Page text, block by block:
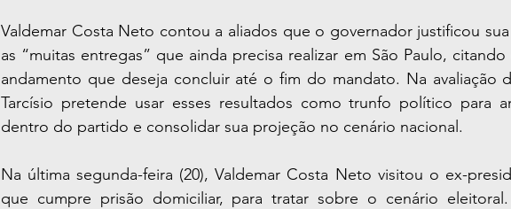
Valdemar Costa Neto contou a aliados que o governador justificou
as “muitas entregas” que ainda precisa realizar em São Paulo,
andamento que deseja concluir até o fim do mandato. Na avaliação
Tarcísio pretende usar esses resultados como trunfo político para
dentro do partido e consolidar sua projeção no cenário nacional.
Na última segunda-feira (20), Valdemar Costa Neto visitou o ex-
que cumpre prisão domiciliar, para tratar sobre o cenário